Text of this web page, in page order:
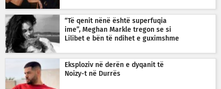
“Të qenit nënë është superfuqia
ime”, Meghan Markle tregon se si
Lilibet e bën të ndihet e guximshme
Eksploziv në derën e dyqanit të
Noizy-t në Durrës